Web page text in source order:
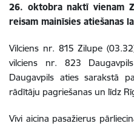
26. oktobra naktī vienam
reisam mainīsies atiešanas
Vilciens nr. 815 Zilupe
vilciens nr. 823
Daugavpils aties sarakstā
rādītāju pagriešanas un līdz
Vivi aicina pasažierus